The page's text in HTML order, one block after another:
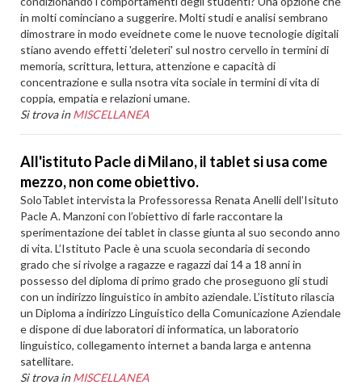
in molti cominciano a suggerire. Molti studi e analisi sembrano
dimostrare in modo eveidnete come le nuove tecnologie digitali
stiano avendo effetti 'deleteri' sul nostro cervello in termini di
memoria, scrittura, lettura, attenzione e capacità di
concentrazione e sulla nsotra vita sociale in termini di vita di
coppia, empatia e relazioni umane.
Si trova in MISCELLANEA
All'istituto Pacle di Milano, il tablet si usa come
mezzo, non come obiettivo.
SoloTablet intervista la Professoressa Renata Anelli dell’Isituto
Pacle A. Manzoni con l’obiettivo di farle raccontare la
sperimentazione dei tablet in classe giunta al suo secondo anno
di vita. L’Istituto Pacle è una scuola secondaria di secondo
grado che si rivolge a ragazze e ragazzi dai 14 a 18 anni in
possesso del diploma di primo grado che proseguono gli studi
con un indirizzo linguistico in ambito aziendale. L’istituto rilascia
un Diploma a indirizzo Linguistico della Comunicazione Aziendale
e dispone di due laboratori di informatica, un laboratorio
linguistico, collegamento internet a banda larga e antenna
satellitare.
Si trova in MISCELLANEA